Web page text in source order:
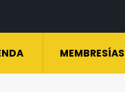
MEMBRESÍAS